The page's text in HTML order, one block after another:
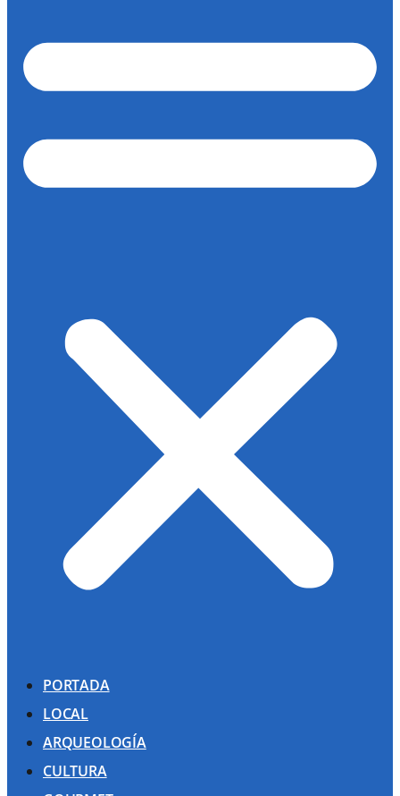
PORTADA
LOCAL
ARQUEOLOGÍA
CULTURA